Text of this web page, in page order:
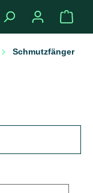
Schmutzfänger